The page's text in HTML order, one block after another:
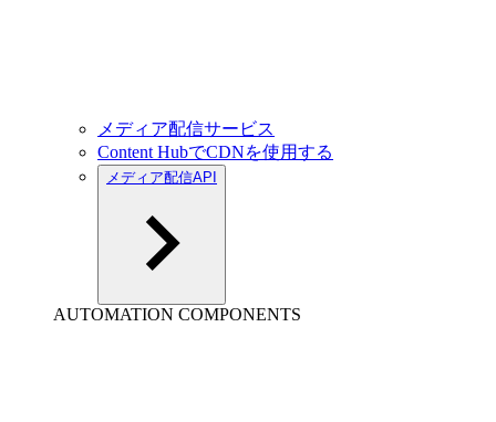
メディア配信サービス
Content HubでCDNを使用する
メディア配信API
AUTOMATION COMPONENTS